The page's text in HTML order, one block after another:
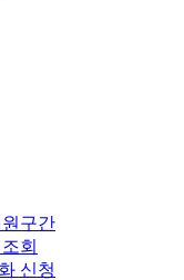
구간
회
신청